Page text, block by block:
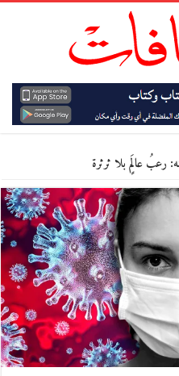
عالَمٍ بلا ثرثرة